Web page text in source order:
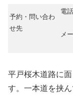
予約・問い合わ
せ先
電
メ
平戸桜木道路に
す。一本道を挟